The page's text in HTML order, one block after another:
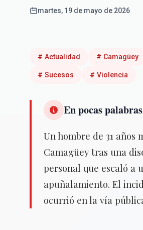
martes, 19 de mayo de 2026
# Actualidad # Camagüey
# Sucesos # Violencia
En pocas palabras
Un hombre de 31 años
Camagüey tras una
personal que escaló a
apuñalamiento. El
ocurrió en la vía